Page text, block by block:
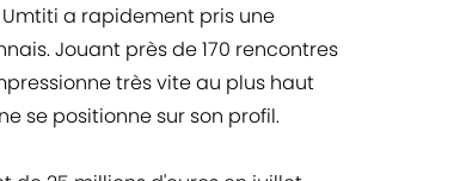
a rapidement pris une
Jouant près de 170 rencontres
très vite au plus haut
se positionne sur son profil.